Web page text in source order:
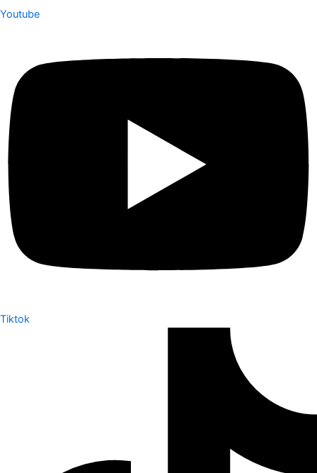
Youtube
Tiktok